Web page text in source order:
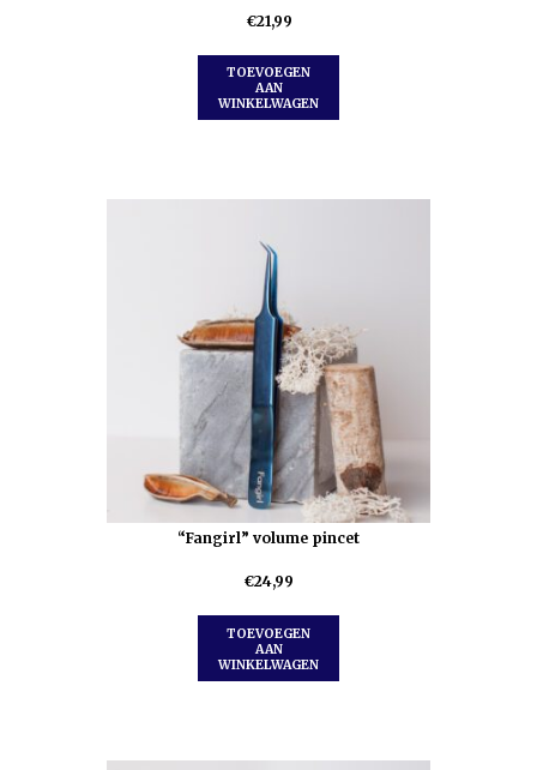
€21,99
TOEVOEGEN
AAN
WINKELWAGEN
“Fangirl” volume pincet
€24,99
TOEVOEGEN
AAN
WINKELWAGEN